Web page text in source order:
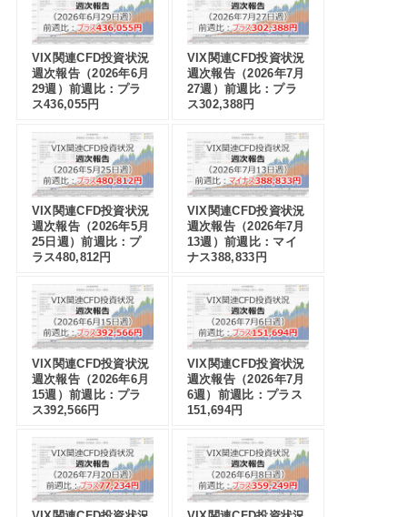
VIX関連CFD投資状況
週次報告（2026年6月
29週）前週比：プラ
ス436,055円
VIX関連CFD投資状況
週次報告（2026年7月
27週）前週比：プラ
ス302,388円
VIX関連CFD投資状況
週次報告（2026年5月
25日週）前週比：プ
ラス480,812円
VIX関連CFD投資状況
週次報告（2026年7月
13週）前週比：マイ
ナス388,833円
VIX関連CFD投資状況
週次報告（2026年6月
15週）前週比：プラ
ス392,566円
VIX関連CFD投資状況
週次報告（2026年7月
6週）前週比：プラス
151,694円